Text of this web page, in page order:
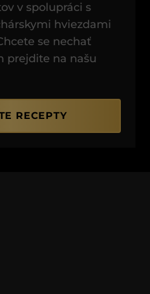
v spolupráci s
hviezdami
se nechať
prejdite na našu
RECEPTY
(JEDINEČNÉ KÁVOVÉ